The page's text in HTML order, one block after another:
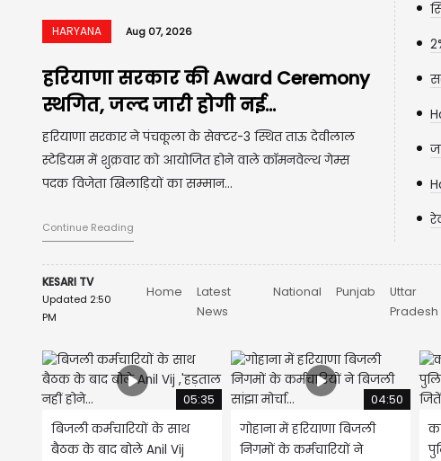
HARYANA Aug 07, 2026
कागजों में बंद, धरातल पर चालू! 693
फर्जी स्कूलों को बंद करने के...
जुलाई 2026 में शिक्षा निदेशालय ने 693 निजी स्कूलों को गैर
मान्यता प्राप्त घोषित करने के बाद इन्हें बंद करवाने के निर्देश दिए
थे। इसकी जिम्मेदारी सभी...
Continue Reading
KESARI TV
Updated 2:50
PM
Home
Latest
News
National Punjab
Uttar
Pradesh
05:35
बिजली कर्मचारियों के साथ
बैठक के बाद बोले Anil Vij
04:50
गोहाना में हरियाणा बिजली
निगमों के कर्मचारियों ने